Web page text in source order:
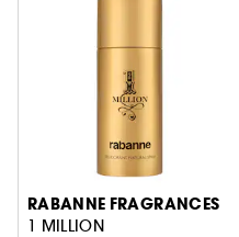
Ignorer le carrousel produits
RABANNE FRAGRANCES
1 MILLION